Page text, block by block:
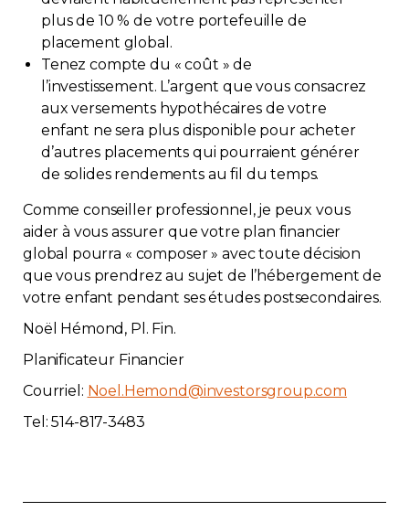
plus de 10 % de votre portefeuille de
placement global.
Tenez compte du « coût » de
l’investissement. L’argent que vous consacrez
aux versements hypothécaires de votre
enfant ne sera plus disponible pour acheter
d’autres placements qui pourraient générer
de solides rendements au fil du temps.
Comme conseiller professionnel, je peux vous
aider à vous assurer que votre plan financier
global pourra « composer » avec toute décision
que vous prendrez au sujet de l’hébergement de
votre enfant pendant ses études postsecondaires.
Noël Hémond, Pl. Fin.
Planificateur Financier
Courriel: Noel.Hemond@investorsgroup.com
Tel: 514-817-3483